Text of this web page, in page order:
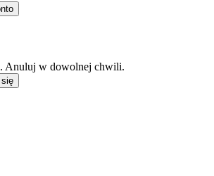
Anuluj w dowolnej chwili.